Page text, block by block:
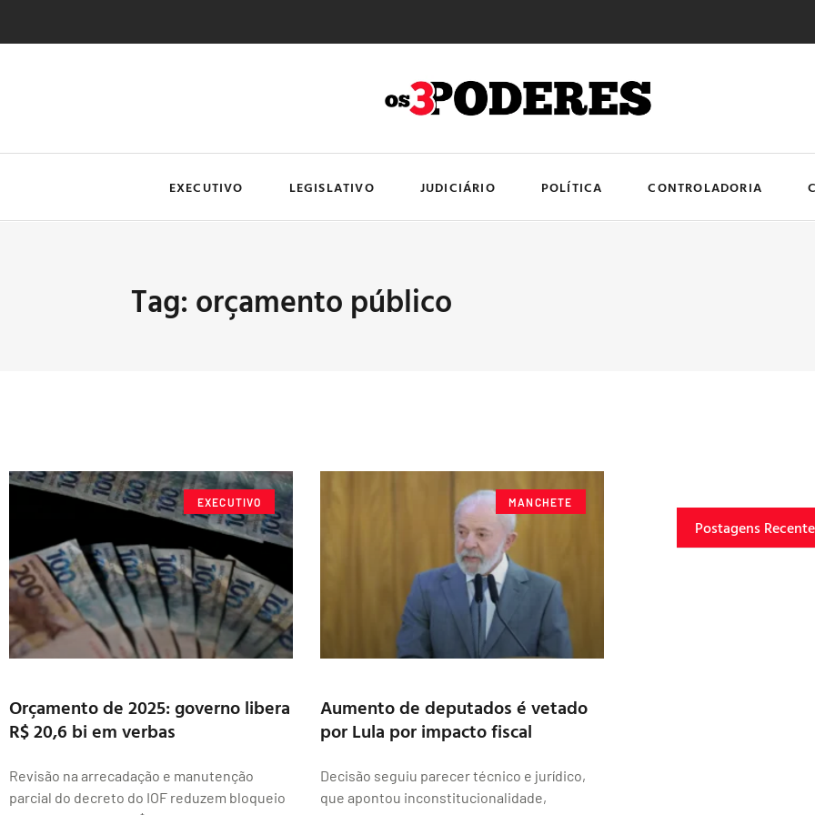
EXECUTIVO LEGISLATIVO JUDICIÁRIO POLÍTICA CONTROLADORIA
Tag: orçamento público
EXECUTIVO
Orçamento de 2025: governo libera
R$ 20,6 bi em verbas
Revisão na arrecadação e manutenção
parcial do decreto do IOF reduzem bloqueio
MANCHETE
Aumento de deputados é vetado
por Lula por impacto fiscal
Decisão seguiu parecer técnico e jurídico,
que apontou inconstitucionalidade,
Postagens